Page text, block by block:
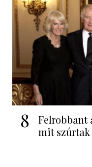
8
Felrobbant
mit szúrtak